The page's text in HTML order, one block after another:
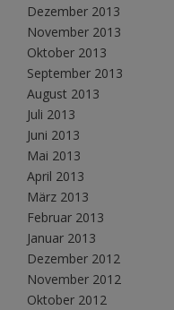
Dezember 2013
November 2013
Oktober 2013
September 2013
August 2013
Juli 2013
Juni 2013
Mai 2013
April 2013
März 2013
Februar 2013
Januar 2013
Dezember 2012
November 2012
Oktober 2012